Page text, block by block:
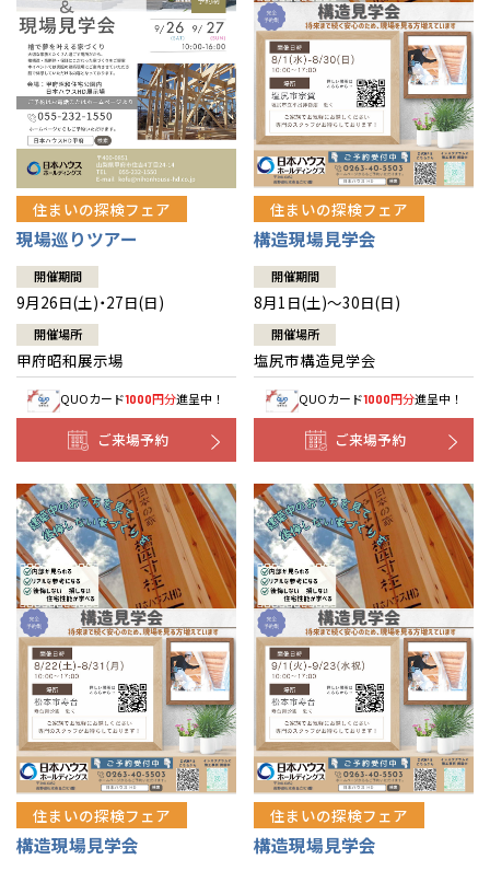
住まいの探検フェア
現場巡りツアー
開催期間
9月26日(土)・27日(日)
開催場所
甲府昭和展示場
QUOカード1000円分進呈中！
ご来場予約
住まいの探検フェア
構造現場見学会
開催期間
8月1日(土)～30日(日)
開催場所
塩尻市構造見学会
QUOカード1000円分進呈中！
ご来場予約
住まいの探検フェア
構造現場見学会
住まいの探検フェア
構造現場見学会